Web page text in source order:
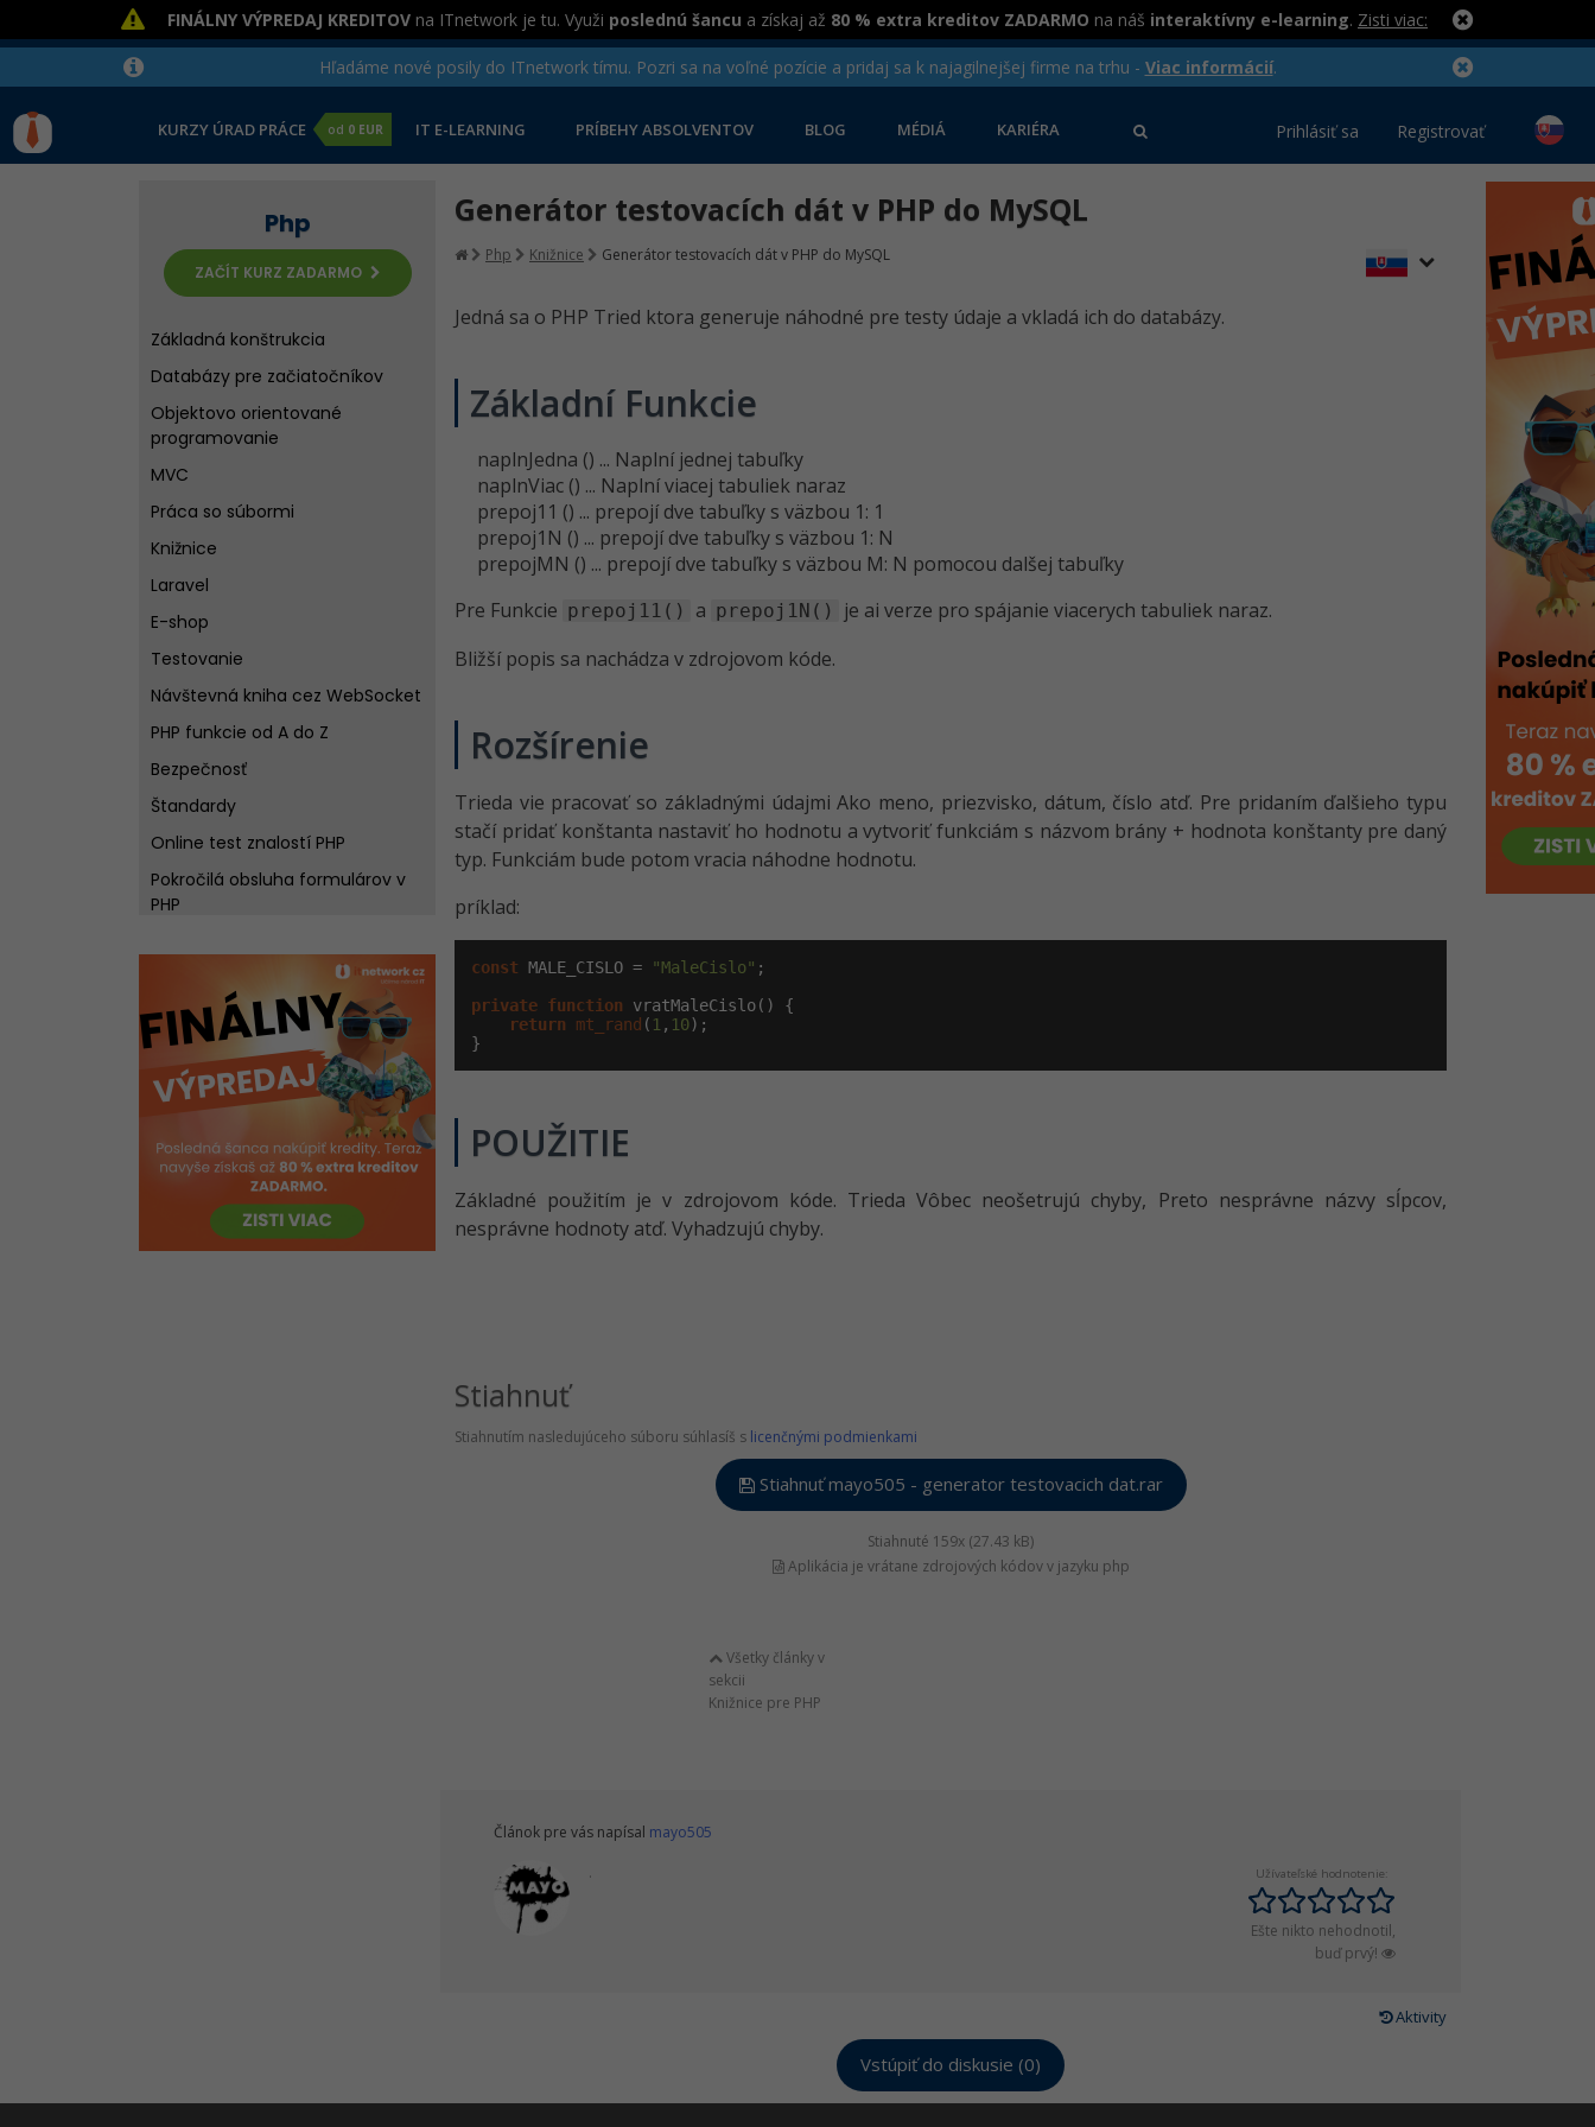
FINÁLNY VÝPREDAJ KREDITOV na ITnetwork je tu. Využi poslednú šancu a získaj až 80 % extra kreditov ZADARMO na náš interaktívny e-learning. Zisti viac:
Hľadáme nové posily do ITnetwork tímu. Pozri sa na voľné pozície a pridaj sa k najagilnejšej firme na trhu - Viac informácií.
KURZY ÚRAD PRÁCE od 0 EUR IT E-LEARNING PRÍBEHY ABSOLVENTOV BLOG MÉDIÁ KARIÉRA Prihlásiť sa Registrovať
Php
ZAČÍT KURZ ZADARMO
Základná konštrukcia
Databázy pre začiatočníkov
Objektovo orientované
programovanie
MVC
Práca so súbormi
Knižnice
Laravel
E-shop
Testovanie
Návštevná kniha cez WebSocket
PHP funkcie od A do Z
Bezpečnosť
Štandardy
Online test znalostí PHP
Pokročilá obsluha formulárov v
PHP
Generátor testovacích dát v PHP do MySQL
Php Knižnice Generátor testovacích dát v PHP do MySQL
Jedná sa o PHP Tried ktora generuje náhodné pre testy údaje a vkladá ich do databázy.
Základní Funkcie
naplnJedna () ... Naplní jednej tabuľky
naplnViac () ... Naplní viacej tabuliek naraz
prepoj11 () ... prepojí dve tabuľky s väzbou 1: 1
prepoj1N () ... prepojí dve tabuľky s väzbou 1: N
prepojMN () ... prepojí dve tabuľky s väzbou M: N pomocou dalšej tabuľky
Pre Funkcie prepoj11() a prepoj1N()
je ai verze pro spájanie viacerych tabuliek naraz.
Bližší popis sa nachádza v zdrojovom kóde.
Rozšírenie
Trieda vie pracovať so základnými údajmi Ako meno, priezvisko, dátum, číslo atď. Pre pridaním ďalšieho typu
stačí pridať konštanta nastaviť ho hodnotu a vytvoriť funkciám s názvom brány + hodnota konštanty pre daný
typ. Funkciám bude potom vracia náhodne hodnotu.
príklad:
const MALE_CISLO = "MaleCislo" ;
private function vratMaleCislo() {
return
mt_rand ( 1 , 10);
}
POUŽITIE
Základné použitím je v zdrojovom kóde. Trieda Vôbec neošetrujú chyby, Preto nesprávne názvy sĺpcov,
nesprávne hodnoty atď. Vyhadzujú chyby.
Stiahnuť
Stiahnutím nasledujúceho súboru súhlasíš s licenčnými podmienkami
Stiahnuť mayo505 - generator testovacich dat.rar
Stiahnuté 159x (27.43 kB)
Aplikácia je vrátane zdrojových kódov v jazyku php
Všetky články v
sekcii
Knižnice pre PHP
Článok pre vás napísal mayo505
Užívateľské hodnotenie:
Ešte nikto nehodnotil,
buď prvý!
.
Aktivity
Vstúpiť do diskusie (0)